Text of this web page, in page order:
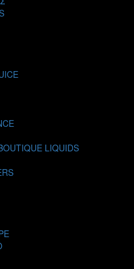
LIQUIDS